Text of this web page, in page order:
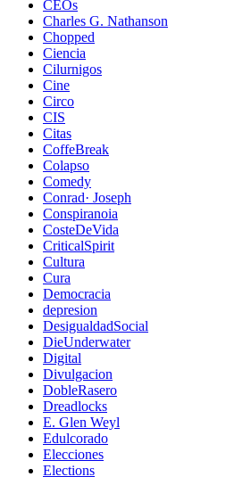
CEOs
Charles G. Nathanson
Chopped
Ciencia
Cilurnigos
Cine
Circo
CIS
Citas
CoffeBreak
Colapso
Comedy
Conrad· Joseph
Conspiranoia
CosteDeVida
CriticalSpirit
Cultura
Cura
Democracia
depresion
DesigualdadSocial
DieUnderwater
Digital
Divulgacion
DobleRasero
Dreadlocks
E. Glen Weyl
Edulcorado
Elecciones
Elections